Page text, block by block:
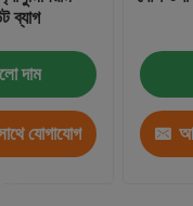
ব্যাগ
দাম
যোগাযোগ